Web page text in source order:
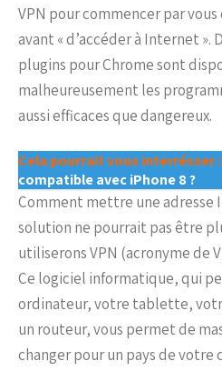
VPN pour commencer par
avant « d’accéder à Internet ».
plugins pour Chrome sont
malheureusement les
aussi efficaces que dangereux.
Cela pourrait vous interrésser :
compatible avec iPhone 8 ?
Comment mettre une adresse
solution ne pourrait pas être
utiliserons VPN (acronyme de
Ce logiciel informatique, qui
ordinateur, votre tablette,
un routeur, vous permet de
changer pour un pays de votre